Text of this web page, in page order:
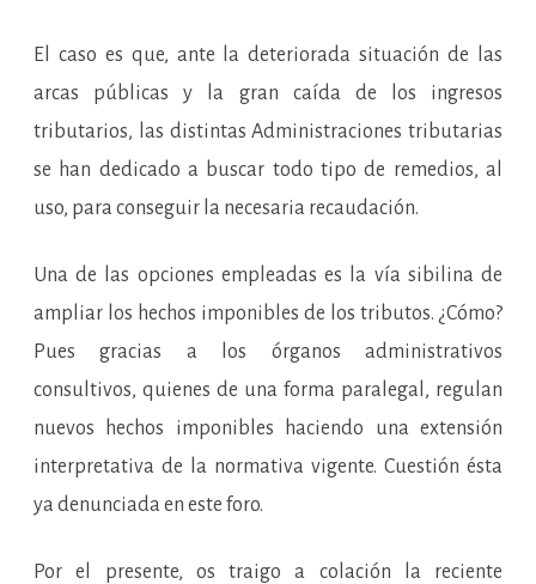
El caso es que, ante la deteriorada situación de las
arcas públicas y la gran caída de los ingresos
tributarios, las distintas Administraciones tributarias
se han dedicado a buscar todo tipo de remedios, al
uso, para conseguir la necesaria recaudación.
Una de las opciones empleadas es la vía sibilina de
ampliar los hechos imponibles de los tributos. ¿Cómo?
Pues gracias a los órganos administrativos
consultivos, quienes de una forma paralegal, regulan
nuevos hechos imponibles haciendo una extensión
interpretativa de la normativa vigente. Cuestión ésta
ya denunciada en este foro.
Por el presente, os traigo a colación la reciente